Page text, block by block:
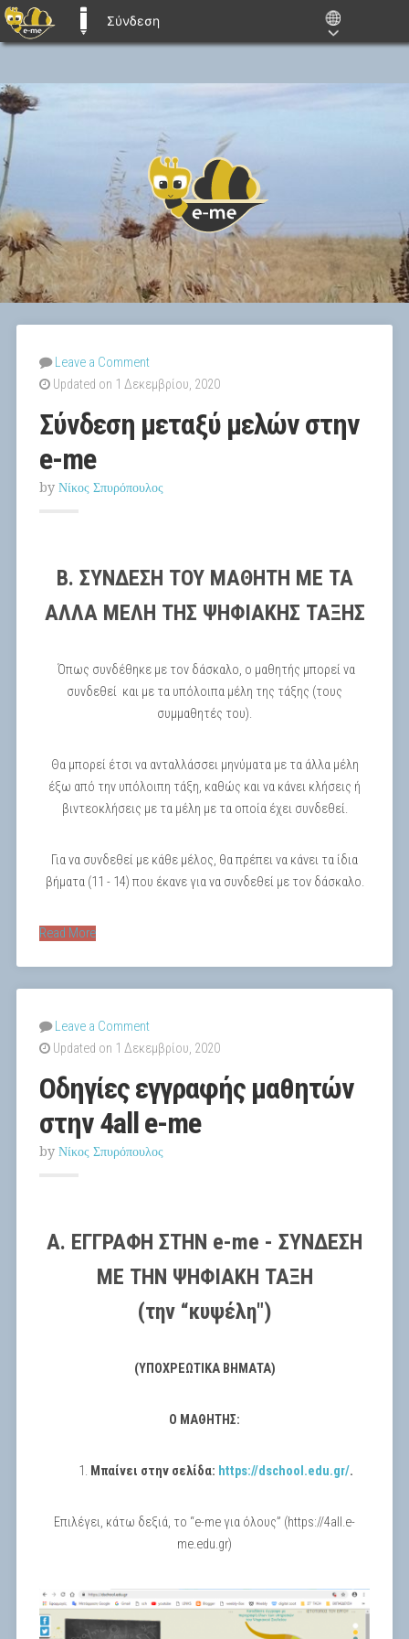
E-ME BLOGS
Σύνδεση
Leave a Comment
Updated on 1 Δεκεμβρίου, 2020
Σύνδεση μεταξύ μελών στην
e-me
by Νίκος Σπυρόπουλος
Β. ΣΥΝΔΕΣΗ ΤΟΥ ΜΑΘΗΤΗ ΜΕ ΤΑ
ΑΛΛΑ ΜΕΛΗ ΤΗΣ ΨΗΦΙΑΚΗΣ ΤΑΞΗΣ
Όπως συνδέθηκε με τον δάσκαλο, ο μαθητής μπορεί να
συνδεθεί και με τα υπόλοιπα μέλη της τάξης (τους
συμμαθητές του).
Θα μπορεί έτσι να ανταλλάσσει μηνύματα με τα άλλα μέλη
έξω από την υπόλοιπη τάξη, καθώς και να κάνει κλήσεις ή
βιντεοκλήσεις με τα μέλη με τα οποία έχει συνδεθεί.
Για να συνδεθεί με κάθε μέλος, θα πρέπει να κάνει τα ίδια
βήματα (11 - 14) που έκανε για να συνδεθεί με τον δάσκαλο.
Read More
Leave a Comment
Updated on 1 Δεκεμβρίου, 2020
Οδηγίες εγγραφής μαθητών
στην 4all e-me
by Νίκος Σπυρόπουλος
Α. ΕΓΓΡΑΦΗ ΣΤΗΝ e-me - ΣΥΝΔΕΣΗ
ΜΕ ΤΗΝ ΨΗΦΙΑΚΗ ΤΑΞΗ
(την “κυψέλη")
(ΥΠΟΧΡΕΩΤΙΚΑ ΒΗΜΑΤΑ)
Ο ΜΑΘΗΤΗΣ:
Μπαίνει στην σελίδα: https://dschool.edu.gr/.
Επιλέγει, κάτω δεξιά, το “e-me για όλους” (https://4all.e-
me.edu.gr)